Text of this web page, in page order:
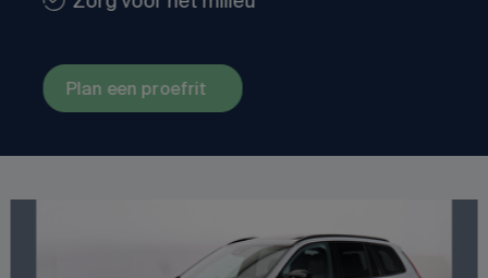
Plan een proefrit